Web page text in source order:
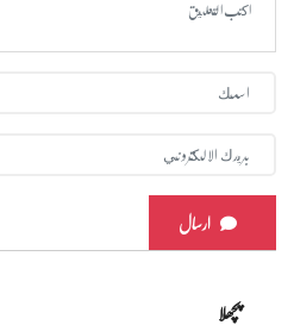
ارسال
پچھلا